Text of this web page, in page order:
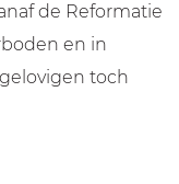
de Reformatie
en in
toch